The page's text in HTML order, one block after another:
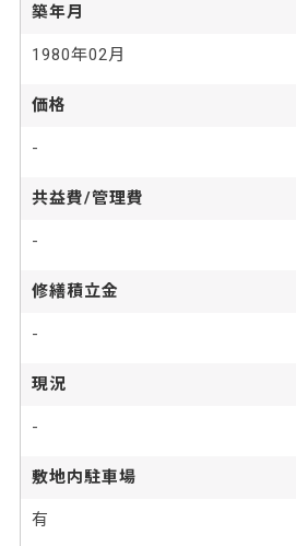
築年月
1980年02月
価格
-
共益費/管理費
-
修繕積立金
-
現況
-
敷地内駐車場
有